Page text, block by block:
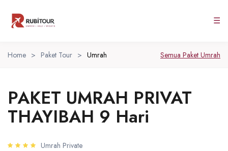
☰
Home > Paket Tour > Umrah Semua Paket Umrah
PAKET UMRAH PRIVAT
THAYIBAH 9 Hari
Umrah Private